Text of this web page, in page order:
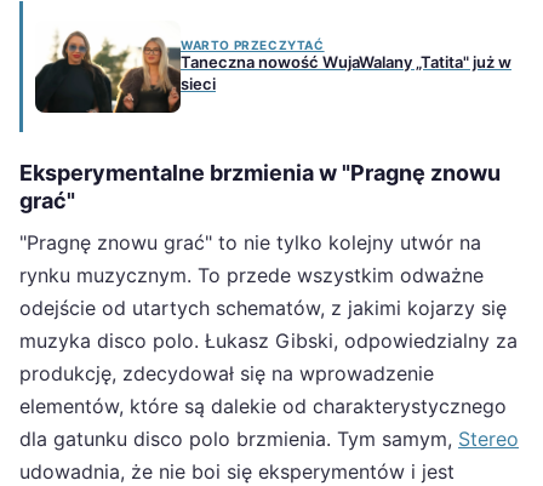
WARTO PRZECZYTAĆ
Taneczna nowość WujaWalany „Tatita" już w
sieci
Eksperymentalne brzmienia w "Pragnę znowu
grać"
"Pragnę znowu grać" to nie tylko kolejny utwór na
rynku muzycznym. To przede wszystkim odważne
odejście od utartych schematów, z jakimi kojarzy się
muzyka disco polo. Łukasz Gibski, odpowiedzialny za
produkcję, zdecydował się na wprowadzenie
elementów, które są dalekie od charakterystycznego
dla gatunku disco polo brzmienia. Tym samym, Stereo
udowadnia, że nie boi się eksperymentów i jest